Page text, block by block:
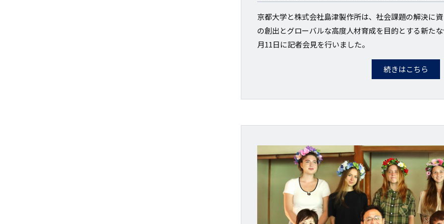
京都大学と株式会社島津製作所は、社会課題の解決に
の創出とグローバルな高度人材育成を目的とする新た
月11日に記者会見を行いました。
続きはこちら